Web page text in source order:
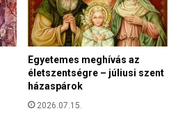
Egyetemes meghívás az
életszentségre – júliusi szent
házaspárok
2026.07.15.